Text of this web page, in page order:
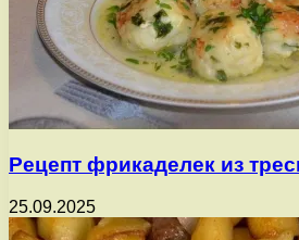
Рецепт фрикаделек из
25.09.2025